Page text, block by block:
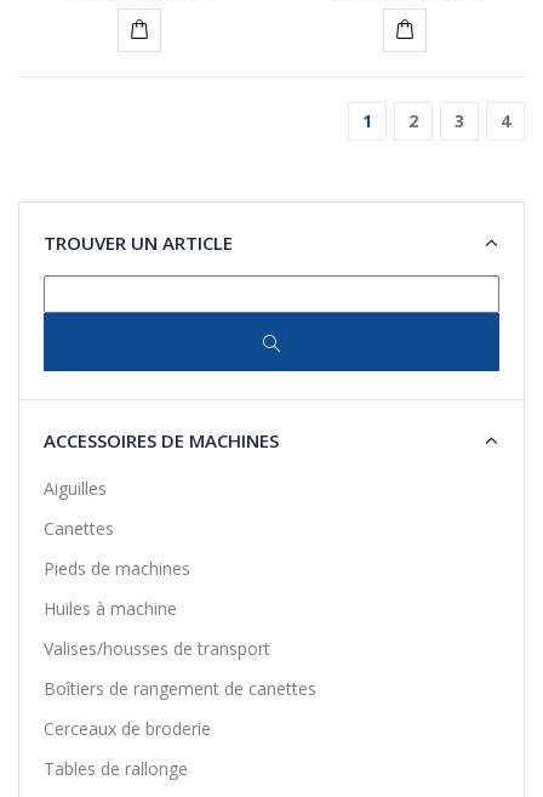
1 2 3 4
TROUVER UN ARTICLE
ACCESSOIRES DE MACHINES
Aiguilles
Canettes
Pieds de machines
Huiles à machine
Valises/housses de transport
Boîtiers de rangement de canettes
Cerceaux de broderie
Tables de rallonge